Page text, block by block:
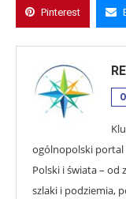
Pinterest
ogólnopolski
Polski i świata – od
szlaki i podziemia,